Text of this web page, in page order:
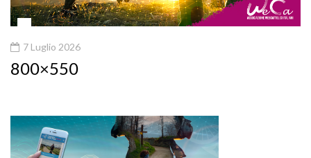
7 Luglio 2026
800×550